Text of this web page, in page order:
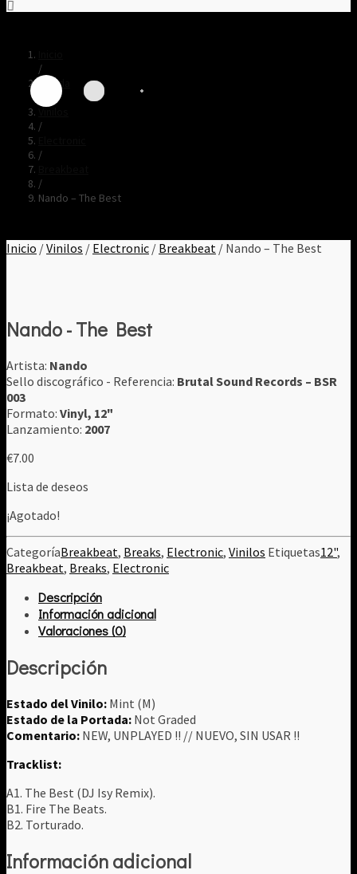
/
Tienda
/
/
/
Nando – The Best
Inicio /Vinilos / Electronic / Breakbeat / Nando – The Best
Nando - The Best
Artista: Nando
Sello discográfico - Referencia: Brutal Sound Records ‎– BSR
003
Formato: Vinyl, 12"
Lanzamiento: 2007
€7.00
Lista de deseos
¡Agotado!
CategoríaBreakbeat, Breaks, Electronic, Vinilos Etiquetas12",
Breakbeat, Breaks, Electronic
Descripción
Información adicional
Valoraciones (0)
Descripción
Estado del Vinilo: Mint (M)
Estado de la Portada: Not Graded
Comentario: NEW, UNPLAYED !! // NUEVO, SIN USAR !!
Tracklist:
A1. The Best (DJ Isy Remix).
B1. Fire The Beats.
B2. Torturado.
Información adicional